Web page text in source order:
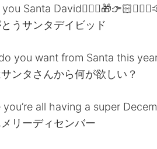
Santa
うサンタデイビッド
you want from Santa this
ンタさんから何が欲しい？
all having a super
リーディセンバー